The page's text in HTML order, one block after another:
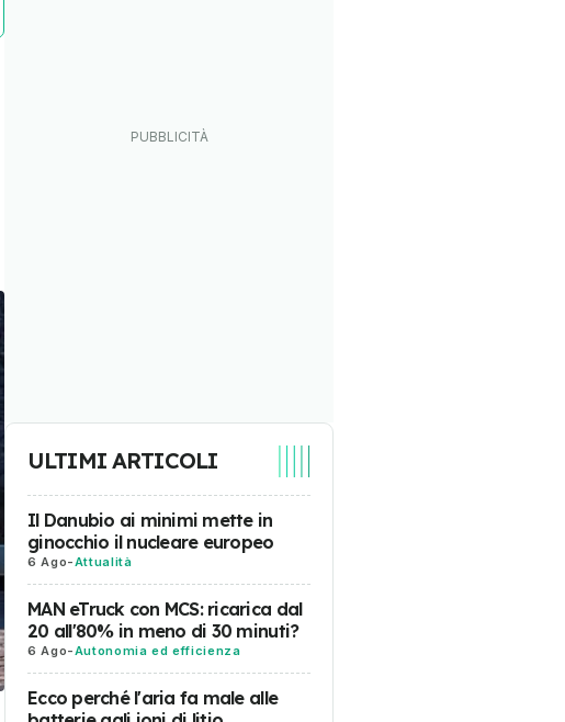
ULTIMI ARTICOLI
Il Danubio ai minimi mette in
ginocchio il nucleare europeo
6 Ago-Attualità
MAN eTruck con MCS: ricarica dal
20 all'80% in meno di 30 minuti?
6 Ago-Autonomia ed efficienza
Ecco perché l'aria fa male alle